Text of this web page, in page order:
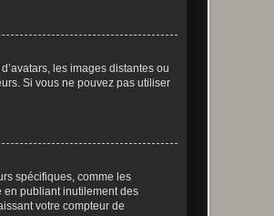
les images distantes ou
Si vous ne pouvez pas utiliser
spécifiques, comme les
en publiant inutilement des
votre compteur de